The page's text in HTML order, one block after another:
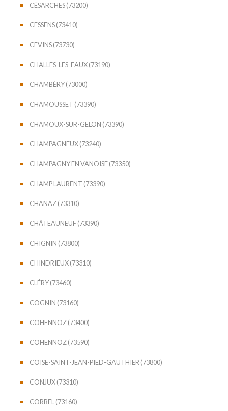
CÉSARCHES (73200)
CESSENS (73410)
CEVINS (73730)
CHALLES-LES-EAUX (73190)
CHAMBÉRY (73000)
CHAMOUSSET (73390)
CHAMOUX-SUR-GELON (73390)
CHAMPAGNEUX (73240)
CHAMPAGNY EN VANOISE (73350)
CHAMP LAURENT (73390)
CHANAZ (73310)
CHÂTEAUNEUF (73390)
CHIGNIN (73800)
CHINDRIEUX (73310)
CLÉRY (73460)
COGNIN (73160)
COHENNOZ (73400)
COHENNOZ (73590)
COISE-SAINT-JEAN-PIED-GAUTHIER (73800)
CONJUX (73310)
CORBEL (73160)